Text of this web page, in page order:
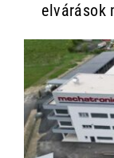
elvárások